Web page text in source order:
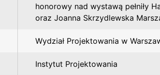
honorowy nad wystawą pełniły
oraz Joanna Skrzydlewska
Wydział Projektowania w
Instytut Projektowania